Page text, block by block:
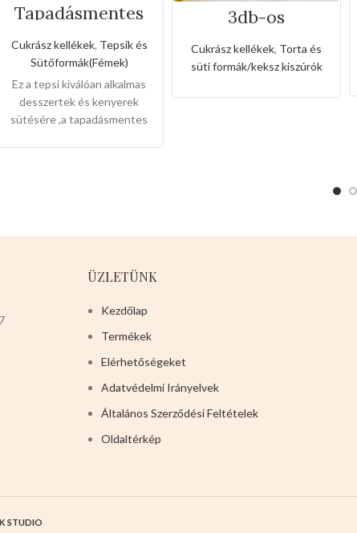
Tapadásmentes
őzgerinc
forma(Kis méret)
Cukrász kellékek, Tepsik és
Sütőformák(Fémek)
Ez a tepsi kiválóan alkalmas
desszertek és kenyerek
sütésére ,a tapadásmentes
3db-os
kiszúró készlet
nyuszi és maci
alakkal
Cukrász kellékek, Torta és
süti formák/keksz kiszúrók
ÜZLETÜNK
Kezdőlap
Termékek
Elérhetőségeket
Adatvédelmi Irányelvek
Általános Szerződési Feltételek
Oldaltérkép
STUDIO